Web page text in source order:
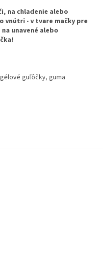
na chladenie alebo
vnútri - v tvare mačky pre
unavené alebo
guľôčky, guma